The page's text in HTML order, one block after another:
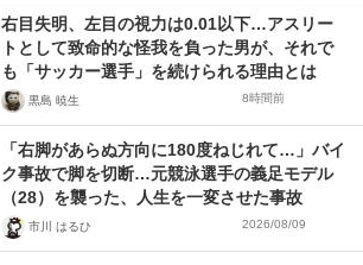
右目失明、左目の視力は0.01以下…アスリー
トとして致命的な怪我を負った男が、それで
も「サッカー選手」を続けられる理由とは
黒島 暁生 8時間前
「右脚があらぬ方向に180度ねじれて…」バイ
ク事故で脚を切断…元競泳選手の義足モデル
（28）を襲った、人生を一変させた事故
市川 はるひ 2026/08/09